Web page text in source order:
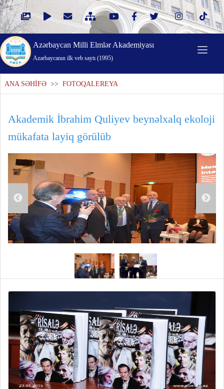
Azərbaycan Milli Elmlər Akademiyası
Azərbaycanın ilk veb saytı (1995)
ANA SƏHİFƏ >> FOTOQALEREYA
Akademik İbrahim Quliyev beynəlxalq ekoloji
mükafata layiq görülüb